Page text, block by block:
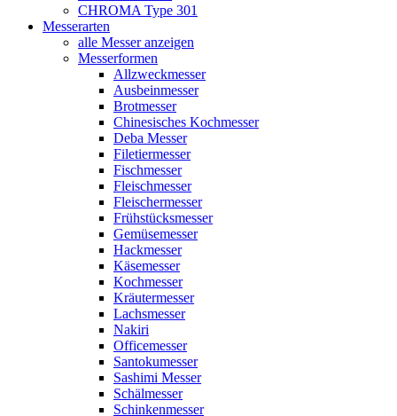
CHROMA Type 301
Messerarten
alle Messer anzeigen
Messerformen
Allzweckmesser
Ausbeinmesser
Brotmesser
Chinesisches Kochmesser
Deba Messer
Filetiermesser
Fischmesser
Fleischmesser
Fleischermesser
Frühstücksmesser
Gemüsemesser
Hackmesser
Käsemesser
Kochmesser
Kräutermesser
Lachsmesser
Nakiri
Officemesser
Santokumesser
Sashimi Messer
Schälmesser
Schinkenmesser